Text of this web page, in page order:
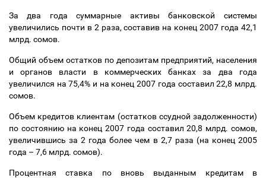
За два года суммарные активы банковской системы
увеличились почти в 2 раза, составив на конец 2007 года 42,1
млрд. сомов.
Общий объем остатков по депозитам предприятий, населения
и органов власти в коммерческих банках за два года
увеличился на 75,4% и на конец 2007 года составил 22,8 млрд.
сомов.
Объем кредитов клиентам (остатков ссудной задолженности)
по состоянию на конец 2007 года составил 20,8 млрд. сомов,
увеличившись за 2 года более чем в 2,7 раза (на конец 2005
года – 7,6 млрд. сомов).
Процентная ставка по вновь выданным кредитам в